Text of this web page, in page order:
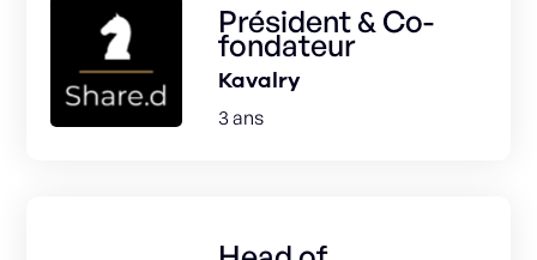
Président & Co-
fondateur
Kavalry
3 ans